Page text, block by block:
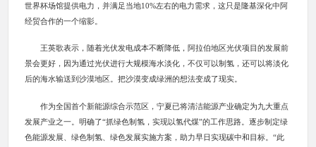
世界杯场馆提供电力，并满足当地10%左右的电力需求，这只是隆基深化中阿
经贸合作的一个缩影。
王英歌表示，随着光伏发电成本不断降低，阿拉伯地区光伏项目的发展前
景会更好，因为通过光伏进行大规模海水淡化，不仅可以制氢，还可以将淡化
后的海水输送到沙漠地区。把沙漠变成绿洲的想法变成了现实。
作为全国首个新能源综合示范区，宁夏已将清洁能源产业确定为九大重点
发展产业之一。明确了“抓绿色制氢，实现以氢代煤”的工作思路。逐步制定绿
色能源发展、绿色制氢、绿色发展实施方案，助力早日实现碳中和目标。“此